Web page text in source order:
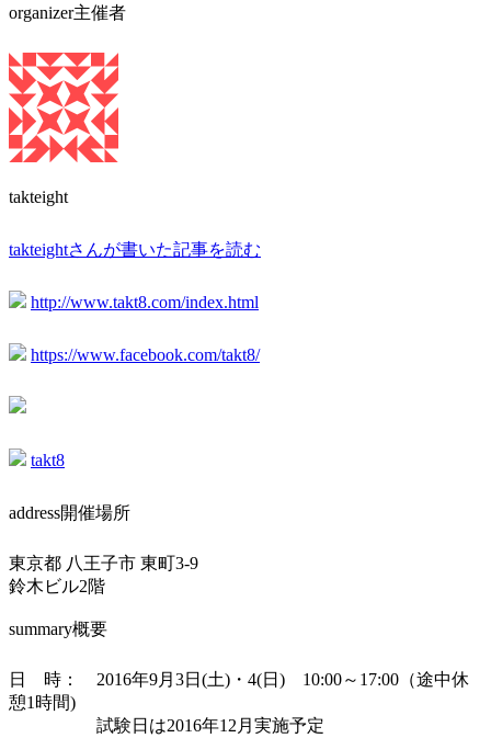
organizer主催者
takteight
takteightさんが書いた記事を読む
http://www.takt8.com/index.html
https://www.facebook.com/takt8/
takt8
address開催場所
東京都 八王子市 東町3-9
鈴木ビル2階
summary概要
日 時： 2016年9月3日(土)・4(日) 10:00～17:00（途中休
憩1時間)
試験日は2016年12月実施予定